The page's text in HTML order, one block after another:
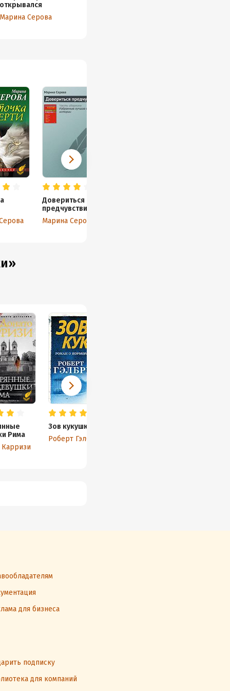
Довериться
предчувствиям
Марина Серова
открывался
Марина Серова
Рима
Карризи
Зов кукушки
Роберт Гэлбрейт
для бизнеса
подписку
для компаний